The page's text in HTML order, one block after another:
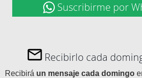
Suscribirme por
Recibirlo cada
Recibirá un mensaje cada domingo